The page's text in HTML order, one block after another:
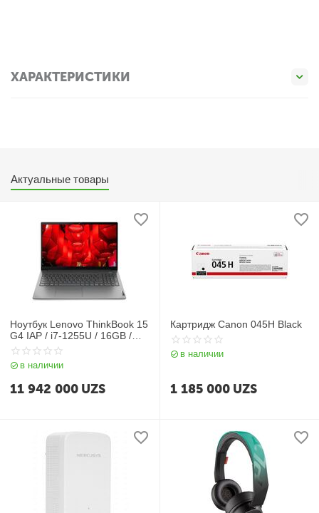
ХАРАКТЕРИСТИКИ
Актуальные товары
Ноутбук Lenovo ThinkBook 15
G4 IAP / i7-1255U / 16GB /
SSD 512GB / 15.6", серый
в наличии
11 942 000 UZS
Картридж Canon 045H Black
в наличии
1 185 000 UZS